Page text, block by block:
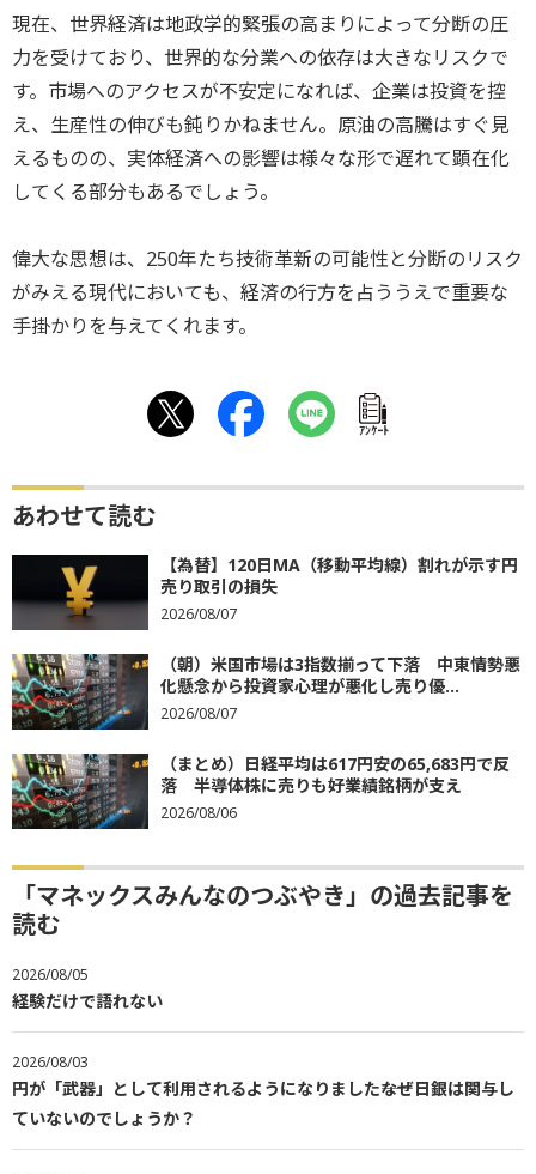
現在、世界経済は地政学的緊張の高まりによって分断の圧
力を受けており、世界的な分業への依存は大きなリスクで
す。市場へのアクセスが不安定になれば、企業は投資を控
え、生産性の伸びも鈍りかねません。原油の高騰はすぐ見
えるものの、実体経済への影響は様々な形で遅れて顕在化
してくる部分もあるでしょう。
偉大な思想は、250年たち技術革新の可能性と分断のリスク
がみえる現代においても、経済の行方を占ううえで重要な
手掛かりを与えてくれます。
ｱﾝｹｰﾄ
あわせて読む
【為替】120日MA（移動平均線）割れが示す円
売り取引の損失
2026/08/07
（朝）米国市場は3指数揃って下落 中東情勢悪
化懸念から投資家心理が悪化し売り優...
2026/08/07
（まとめ）日経平均は617円安の65,683円で反
落 半導体株に売りも好業績銘柄が支え
2026/08/06
「マネックスみんなのつぶやき」の過去記事を
読む
2026/08/05
経験だけで語れない
2026/08/03
円が「武器」として利用されるようになりました――なぜ日銀は関与し
ていないのでしょうか？